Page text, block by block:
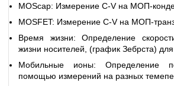
MOScap: Измерение C-V на МОП-
MOSFET: Измерение C-V на МОП-
Время жизни: Определение
жизни носителей, (график Зебрста)
Мобильные ионы: Определение
помощью измерений на разных